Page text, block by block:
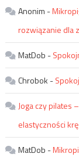
Anonim -
rozwiązanie dla
MatDob -
Chrobok -
Joga czy pilates
elastyczności
MatDob -